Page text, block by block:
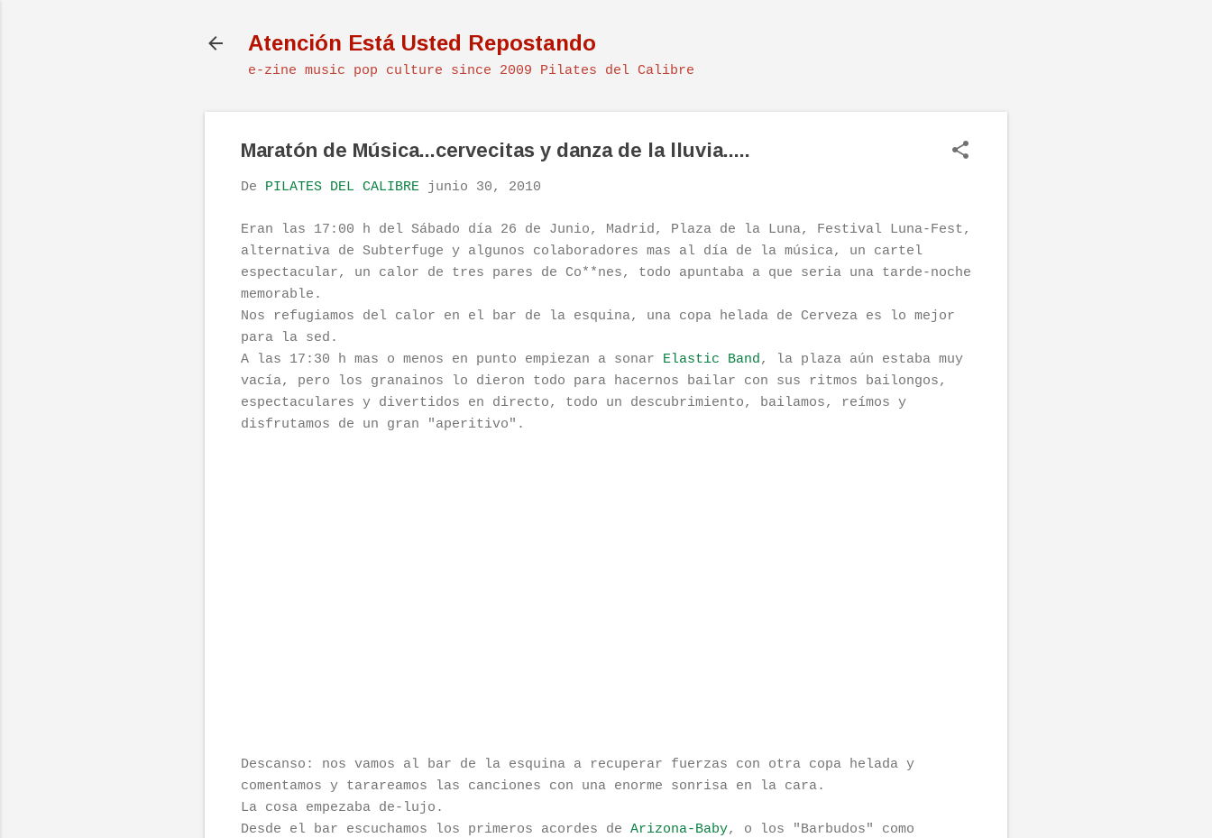
Atención Está Usted Repostando
e-zine music pop culture since 2009 Pilates del Calibre
Maratón de Música...cervecitas y danza de la lluvia.....
De PILATES DEL CALIBRE junio 30, 2010
Eran las 17:00 h del Sábado día 26 de Junio, Madrid, Plaza de la Luna, Festival Luna-Fest,
alternativa de Subterfuge y algunos colaboradores mas al día de la música, un cartel
espectacular, un calor de tres pares de Co**nes, todo apuntaba a que seria una tarde-noche
memorable.
Nos refugiamos del calor en el bar de la esquina, una copa helada de Cerveza es lo mejor
para la sed.
A las 17:30 h mas o menos en punto empiezan a sonar Elastic Band, la plaza aún estaba muy
vacía, pero los granainos lo dieron todo para hacernos bailar con sus ritmos bailongos,
espectaculares y divertidos en directo, todo un descubrimiento, bailamos, reímos y
disfrutamos de un gran "aperitivo".
Descanso: nos vamos al bar de la esquina a recuperar fuerzas con otra copa helada y
comentamos y tarareamos las canciones con una enorme sonrisa en la cara.
La cosa empezaba de-lujo.
Desde el bar escuchamos los primeros acordes de Arizona-Baby, o los "Barbudos" como